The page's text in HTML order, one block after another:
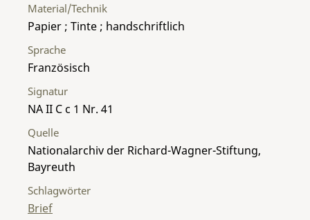
Material/Technik
Papier ; Tinte ; handschriftlich
Sprache
Französisch
Signatur
NA II C c 1 Nr. 41
Quelle
Nationalarchiv der Richard-Wagner-Stiftung,
Bayreuth
Schlagwörter
Brief